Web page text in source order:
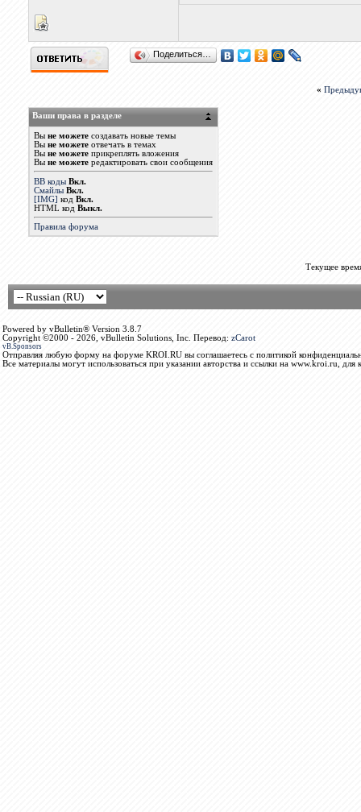
Поделиться…
«
Ваши права в разделе
Вы не можетесоздавать новые темы
Вы не можетеотвечать в темах
Вы не можетеприкреплять вложения
Вы не можетередактировать свои сообщения
BB коды Вкл.
Смайлы Вкл.
[IMG] код Вкл.
HTML код Выкл.
Правила форума
Текущее
Powered by vBulletin® Version 3.8.7
Copyright ©2000 - 2026, vBulletin Solutions, Inc. Перевод: zCarot
vB.Sponsors
Отправляя любую форму на форуме KROI.RU вы соглашаетесь с политикой
Все материалы могут использоваться при указании авторства и ссылки на www.kroi.ru, для